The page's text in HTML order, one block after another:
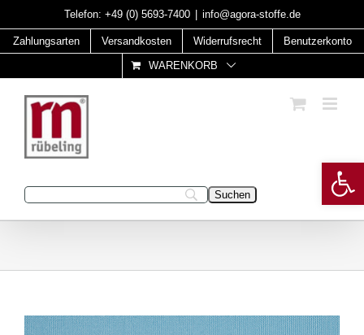
to
content
Telefon: +49 (0) 5693-7400 info@agora-stoffe.de
Zahlungsarten Versandkosten Widerrufsrecht
Benutzerkonto
WARENKORB